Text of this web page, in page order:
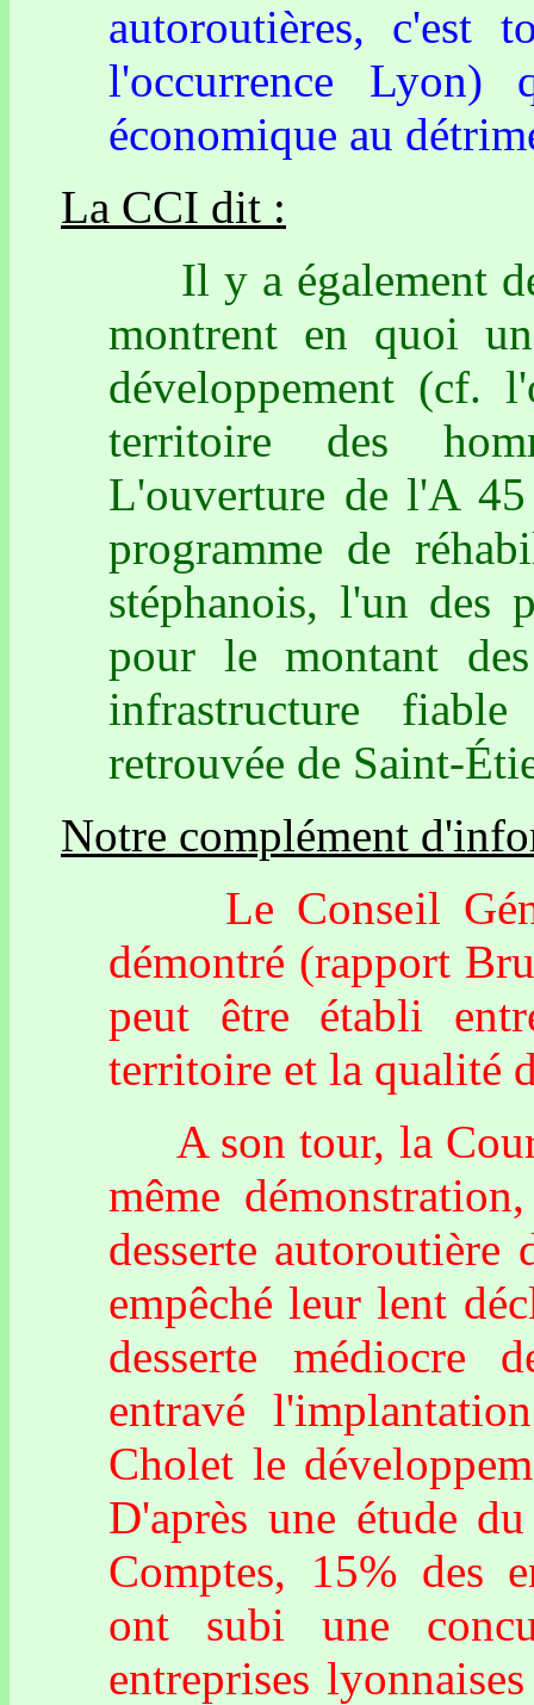
autoroutières, c'est
l'occurrence
économique au
La CCI dit :
Il y a également
montrent en quoi
développement (cf.
territoire des
L'ouverture de l'A
programme de
stéphanois, l'un des
pour le montant
infrastructure
retrouvée de Saint-
Notre complément
Le Conseil
démontré (rapport
peut être établi
territoire et la qualité
A son tour, la Cour
même
desserte
empêché leur lent
desserte médiocre
entravé
Cholet le
D'après une étude
Comptes, 15% des
ont subi une
entreprises